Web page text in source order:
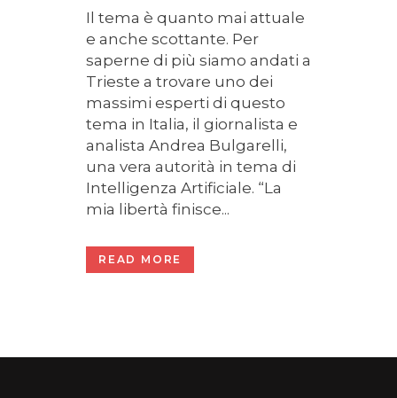
Il tema è quanto mai attuale
e anche scottante. Per
saperne di più siamo andati a
Trieste a trovare uno dei
massimi esperti di questo
tema in Italia, il giornalista e
analista Andrea Bulgarelli,
una vera autorità in tema di
Intelligenza Artificiale. “La
mia libertà finisce...
READ MORE